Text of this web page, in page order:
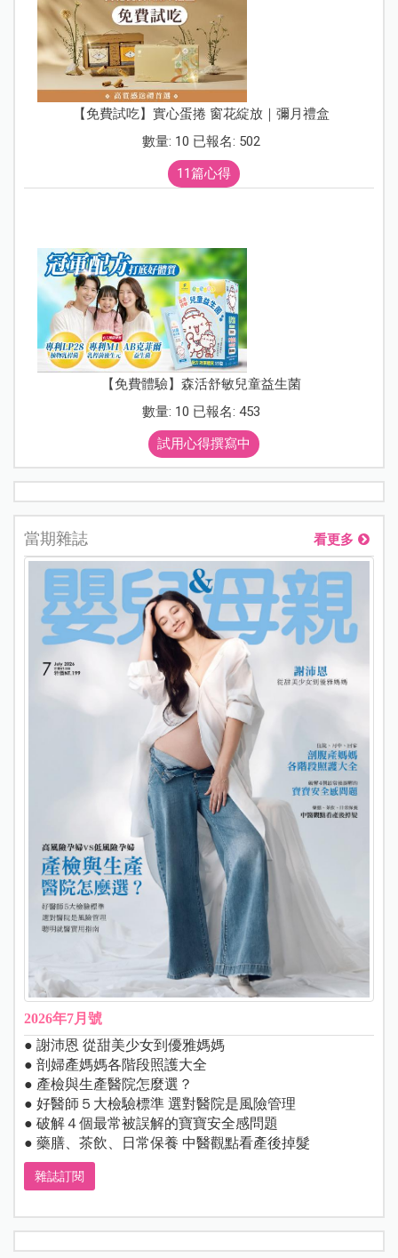
【免費試吃】實心蛋捲 窗花綻放｜彌月禮盒
數量: 10 已報名: 502
11篇心得
【免費體驗】森活舒敏兒童益生菌
數量: 10 已報名: 453
試用心得撰寫中
當期雜誌 看更多
2026年7月號
● 謝沛恩 從甜美少女到優雅媽媽
● 剖婦產媽媽各階段照護大全
● 產檢與生產醫院怎麼選？
● 好醫師５大檢驗標準 選對醫院是風險管理
● 破解４個最常被誤解的寶寶安全感問題
● 藥膳、茶飲、日常保養 中醫觀點看產後掉髮
雜誌訂閱